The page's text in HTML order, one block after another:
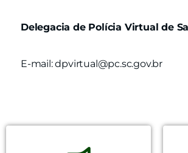
Delegacia de Polícia Virtual de
E-mail:dpvirtual@pc.sc.gov.br